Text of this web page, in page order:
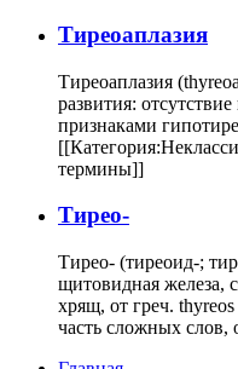
Тиреоаплазия
Тиреоаплазия
развития:
признаками
термины]]
Тирео-
Тирео- (тиреоид-;
щитовидная железа,
хрящ, от греч.
часть сложных слов,